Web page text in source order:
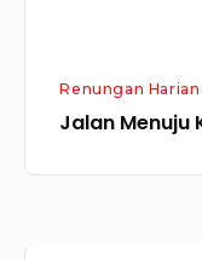
Renungan Harian
Jalan Menuju